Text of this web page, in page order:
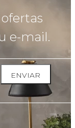
e-mail.
ENVIAR